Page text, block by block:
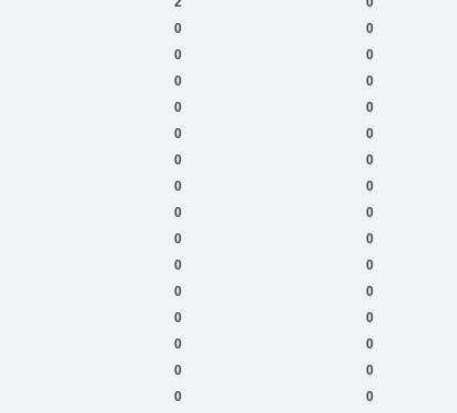
0
0
0
0
0
0
0
0
0
0
0
0
0
0
0
0
0
0
0
0
0
0
0
0
0
0
0
0
0
0